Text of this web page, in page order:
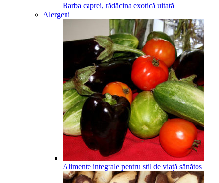
Barba caprei, rădăcina exotică uitată
Alergeni
Alimente integrale pentru stil de viață sănătos